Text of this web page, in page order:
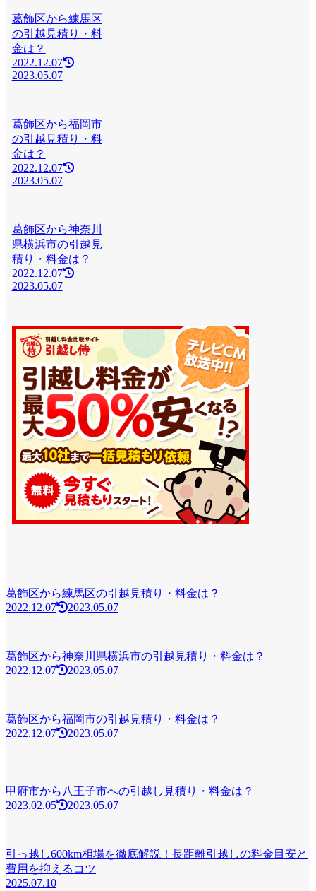
葛飾区から練馬区
の引越見積り・料
金は？
2022.12.07
2023.05.07
葛飾区から福岡市
の引越見積り・料
金は？
2022.12.07
2023.05.07
葛飾区から神奈川
県横浜市の引越見
積り・料金は？
2022.12.07
2023.05.07
葛飾区から練馬区の引越見積り・料金は？
2022.12.07
2023.05.07
葛飾区から神奈川県横浜市の引越見積り・料金は？
2022.12.07
2023.05.07
葛飾区から福岡市の引越見積り・料金は？
2022.12.07
2023.05.07
甲府市から八王子市への引越し見積り・料金は？
2023.02.05
2023.05.07
引っ越し600km相場を徹底解説！長距離引越しの料金目安と
費用を抑えるコツ
2025.07.10